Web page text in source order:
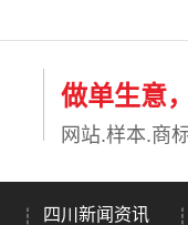
做单生意
网站.样本.商
四川新闻资讯